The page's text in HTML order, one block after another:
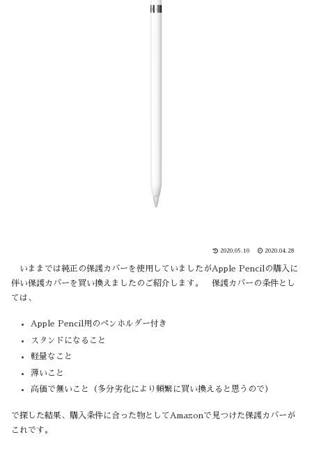
2020.05.10 2020.04.28
いままでは純正の保護カバーを使用していましたがApple Pencilの購入に
伴い保護カバーを買い換えましたのご紹介します。 保護カバーの条件とし
ては、
Apple Pencil用のペンホルダー付き
スタンドになること
軽量なこと
薄いこと
高価で無いこと（多分劣化により頻繁に買い換えると思うので）
で探した結果、購入条件に合った物としてAmazonで見つけた保護カバーが
これです。